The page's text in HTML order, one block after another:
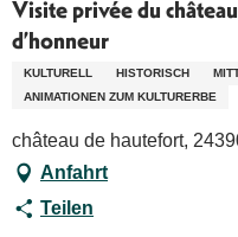
Visite privée du
d’honneur
KULTURELL HISTORISCH
ANIMATIONEN ZUM KULTURERBE
château de hautefort,
Anfahrt
Teilen